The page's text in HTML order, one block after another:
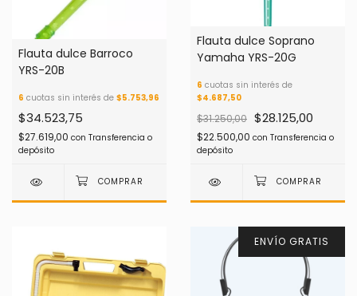
Flauta dulce Barroco
YRS-20B
6 cuotas sin interés de $5.753,96
$34.523,75
$27.619,00 con Transferencia o
depósito
Flauta dulce Soprano
Yamaha YRS-20G
6 cuotas sin interés de
$4.687,50
$31.250,00 $28.125,00
$22.500,00 con Transferencia o
depósito
ENVÍO GRATIS